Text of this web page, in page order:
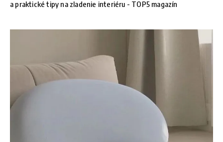
a praktické tipy na zladenie interiéru - TOP5 magazín